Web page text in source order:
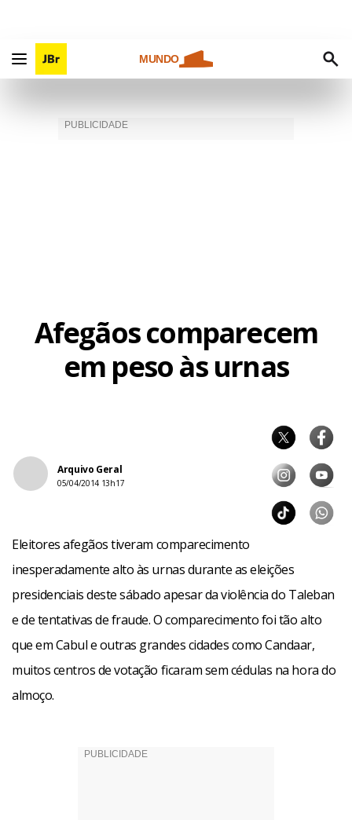
MUNDO
Afegãos comparecem
em peso às urnas
Arquivo Geral
05/04/2014 13h17
Eleitores afegãos tiveram comparecimento
inesperadamente alto às urnas durante as eleições
presidenciais deste sábado apesar da violência do Taleban
e de tentativas de fraude. O comparecimento foi tão alto
que em Cabul e outras grandes cidades como Candaar,
muitos centros de votação ficaram sem cédulas na hora do
almoço.